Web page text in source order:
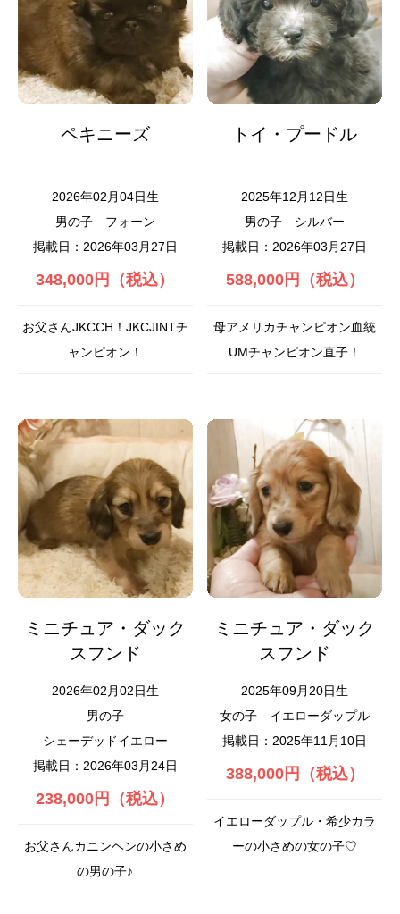
ペキニーズ
2026年02月04日生
男の子
フォーン
掲載日：2026年03月27日
348,000円（税込）
お父さんJKCCH！JKCJINTチ
ャンピオン！
トイ・プードル
2025年12月12日生
男の子
シルバー
掲載日：2026年03月27日
588,000円（税込）
母アメリカチャンピオン血統
UMチャンピオン直子！
ミニチュア・ダック
スフンド
2026年02月02日生
男の子
シェーデッドイエロー
掲載日：2026年03月24日
238,000円（税込）
お父さんカニンヘンの小さめ
の男の子♪
ミニチュア・ダック
スフンド
2025年09月20日生
女の子
イエローダップル
掲載日：2025年11月10日
388,000円（税込）
イエローダップル・希少カラ
ーの小さめの女の子♡